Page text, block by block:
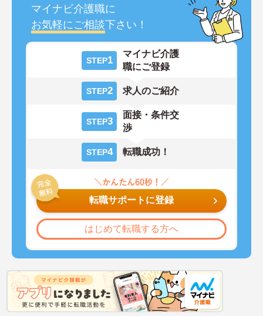
マイナビ介護職に
お気軽にご相談下さい！
STEP1
マイナビ介護
職にご登録
STEP2 求人のご紹介
STEP3
面接・条件交
渉
STEP4 転職成功！
転職サポートに登録
はじめて転職する方へ